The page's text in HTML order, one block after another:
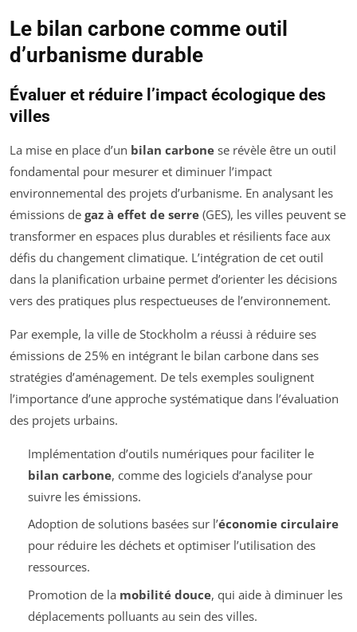
Le bilan carbone comme outil
d’urbanisme durable
Évaluer et réduire l’impact écologique des
villes
La mise en place d’un bilan carbone se révèle être un outil
fondamental pour mesurer et diminuer l’impact
environnemental des projets d’urbanisme. En analysant les
émissions de gaz à effet de serre (GES), les villes peuvent se
transformer en espaces plus durables et résilients face aux
défis du changement climatique. L’intégration de cet outil
dans la planification urbaine permet d’orienter les décisions
vers des pratiques plus respectueuses de l’environnement.
Par exemple, la ville de Stockholm a réussi à réduire ses
émissions de 25% en intégrant le bilan carbone dans ses
stratégies d’aménagement. De tels exemples soulignent
l’importance d’une approche systématique dans l’évaluation
des projets urbains.
Implémentation d’outils numériques pour faciliter le
bilan carbone, comme des logiciels d’analyse pour
suivre les émissions.
Adoption de solutions basées sur l’économie circulaire
pour réduire les déchets et optimiser l’utilisation des
ressources.
Promotion de la mobilité douce, qui aide à diminuer les
déplacements polluants au sein des villes.